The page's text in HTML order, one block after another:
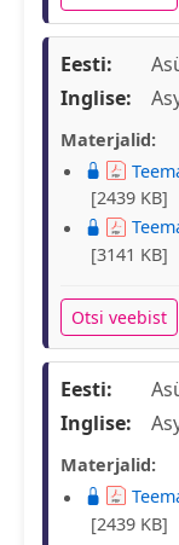
Eesti:
Inglise:
Materjalid:
[2439 KB]
[3141 KB]
Otsi veebist
Eesti:
Inglise:
Materjalid:
[2439 KB]